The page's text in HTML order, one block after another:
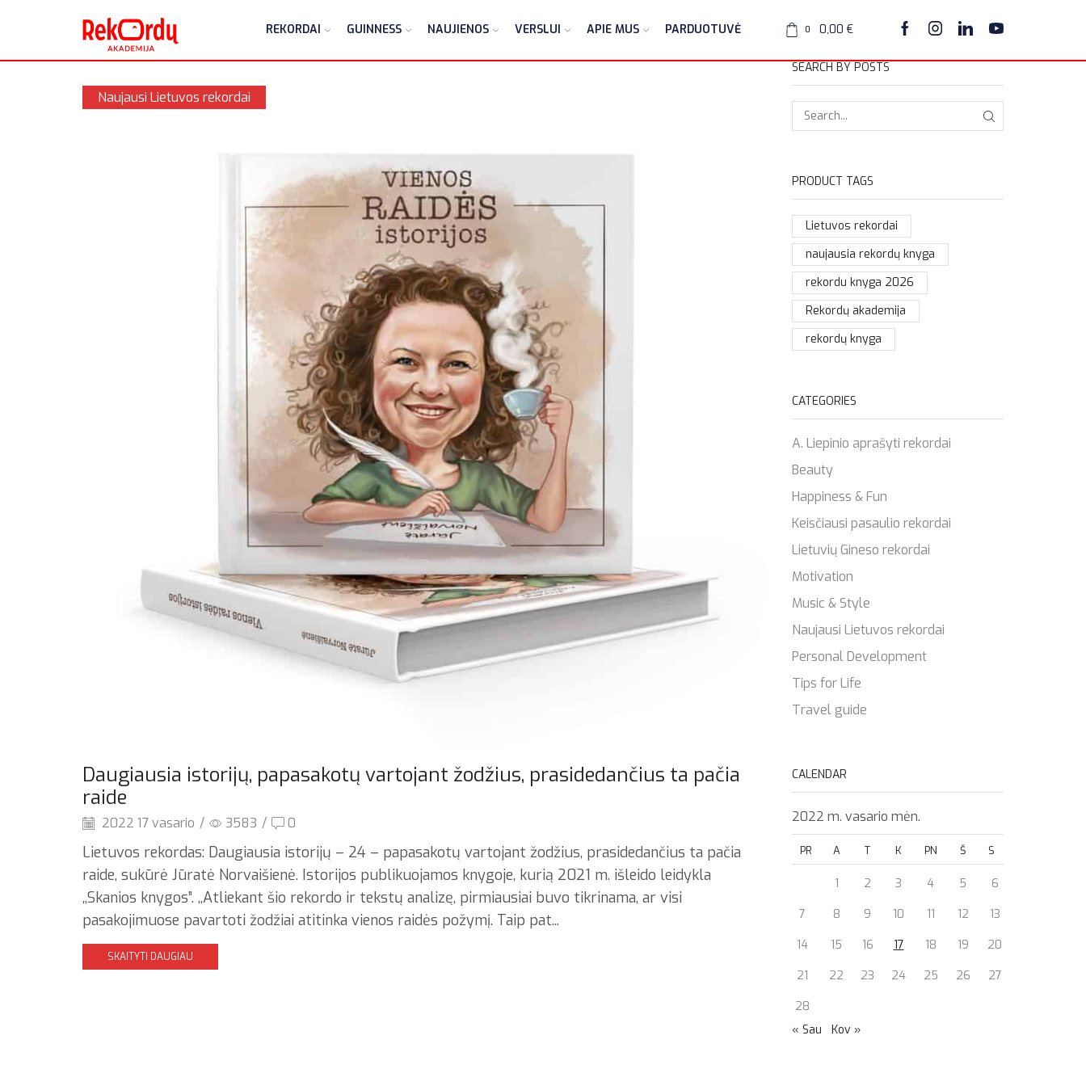
REKORDAI GUINNESS NAUJIENOS VERSLUI APIE MUS PARDUOTUVĖ 0 0,00€
Naujausi Lietuvos rekordai
Daugiausia istorijų, papasakotų vartojant žodžius, prasidedančius ta pačia
raide
2022 17 vasario / 3583 / 0
Lietuvos rekordas: Daugiausia istorijų – 24 – papasakotų vartojant žodžius, prasidedančius ta pačia
raide, sukūrė Jūratė Norvaišienė. Istorijos publikuojamos knygoje, kurią 2021 m. išleido leidykla
,,Skanios knygos”. ,,Atliekant šio rekordo ir tekstų analizę, pirmiausiai buvo tikrinama, ar visi
pasakojimuose pavartoti žodžiai atitinka vienos raidės požymį. Taip pat...
SKAITYTI DAUGIAU
SEARCH BY POSTS
PRODUCT TAGS
Lietuvos rekordai
naujausia rekordų knyga
rekordu knyga 2026
Rekordų akademija
rekordų knyga
CATEGORIES
A. Liepinio aprašyti rekordai
Beauty
Happiness & Fun
Keisčiausi pasaulio rekordai
Lietuvių Gineso rekordai
Motivation
Music & Style
Naujausi Lietuvos rekordai
Personal Development
Tips for Life
Travel guide
CALENDAR
2022 m. vasario mėn.
PR A T K PN Š S
1 2 3 4 5
6
7
8 9 10 11 12
13
14
15 16 17 18 19
20
21
22 23 24 25 26
27
28
« Sau
Kov »